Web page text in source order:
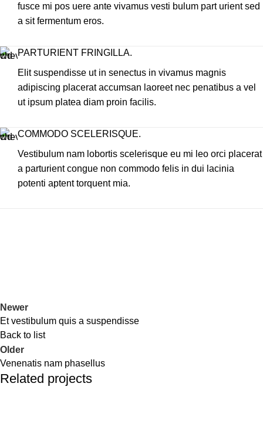
fusce mi pos uere ante vivamus vesti bulum part urient sed
a sit fermentum eros.
PARTURIENT FRINGILLA.
Elit suspendisse ut in senectus in vivamus magnis
adipiscing placerat accumsan laoreet nec penatibus a vel
ut ipsum platea diam proin facilis.
COMMODO SCELERISQUE.
Vestibulum nam lobortis scelerisque eu mi leo orci placerat
a parturient congue non commodo felis in dui lacinia
potenti aptent torquent mia.
Newer
Et vestibulum quis a suspendisse
Back to list
Older
Venenatis nam phasellus
Related projects